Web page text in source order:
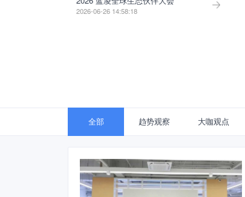
2026-06-26 14:58:18
全部 趋势观察 大咖观点